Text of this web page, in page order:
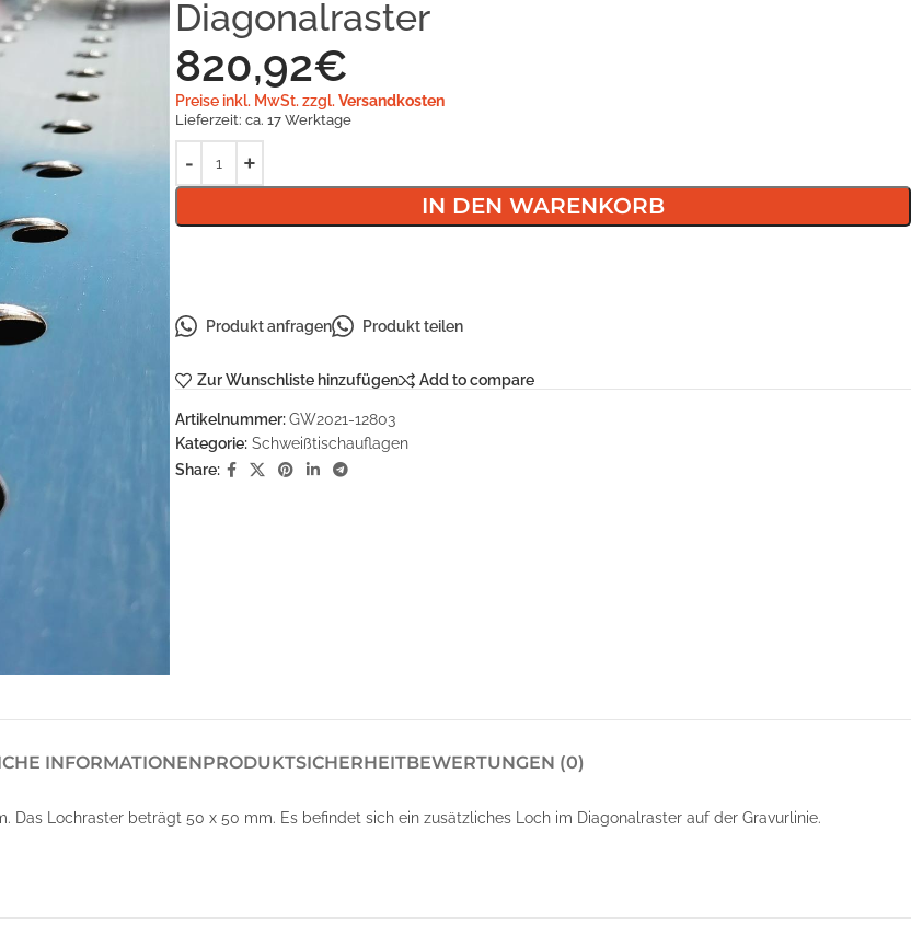
Diagonalraster
820,92€
Preise inkl. MwSt. zzgl. Versandkosten
Lieferzeit: ca. 17 Werktage
IN DEN WARENKORB
Produkt anfragen Produkt teilen
Zur Wunschliste hinzufügen Add to compare
Artikelnummer:GW2021-12803
Kategorie: Schweißtischauflagen
Share:
INFORMATIONENPRODUKTSICHERHEITBEWERTUNGEN (0)
Lochraster beträgt 50 x 50 mm. Es befindet sich ein zusätzliches Loch im Diagonalraster auf der Gravurlinie.